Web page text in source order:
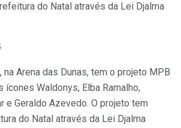
do Natal através da Lei Djalma
na Arena das Dunas, tem o projeto MPB
Waldonys, Elba Ramalho,
e Geraldo Azevedo. O projeto tem
do Natal através da Lei Djalma